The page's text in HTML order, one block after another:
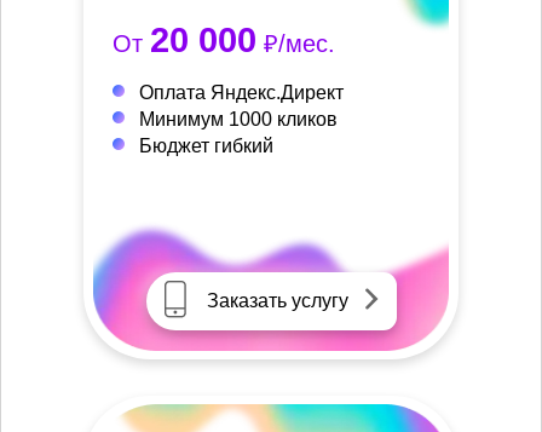
От 20 000 ₽/мес.
Оплата Яндекс.Директ
Минимум 1000 кликов
Бюджет гибкий
Заказать услугу